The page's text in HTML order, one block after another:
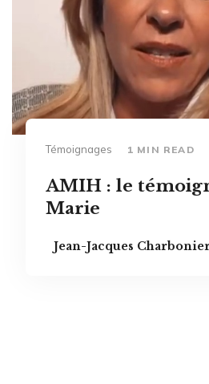
Témoignages 1 MIN READ
AMIH : le
Marie
Jean-Jacques